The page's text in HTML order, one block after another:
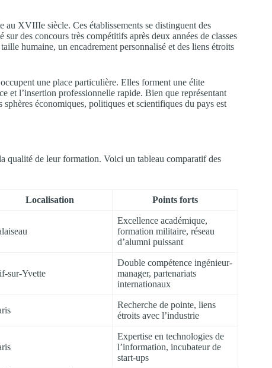
au XVIIIe siècle. Ces établissements se distinguent des
des concours très compétitifs après deux années de classes
humaine, un encadrement personnalisé et des liens étroits
une place particulière. Elles forment une élite
et l’insertion professionnelle rapide. Bien que représentant
économiques, politiques et scientifiques du pays est
qualité de leur formation. Voici un tableau comparatif des
Localisation Points forts
Excellence académique,
formation militaire, réseau
d’alumni puissant
sur-Yvette
Double compétence ingénieur-
manager, partenariats
internationaux
Recherche de pointe, liens
étroits avec l’industrie
Expertise en technologies de
l’information, incubateur de
start-ups